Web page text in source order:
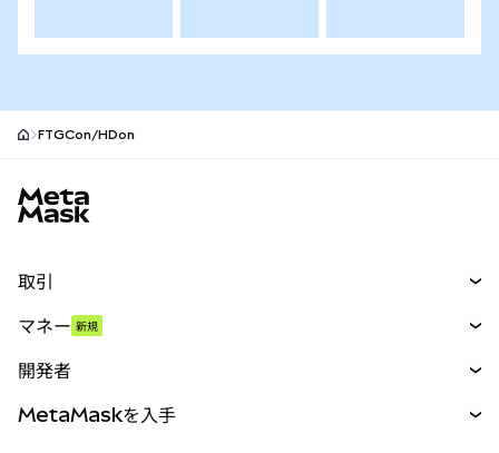
FTGCon/HDon
取引
パーペチュアル
RWA
マネー 新規
開発者
MetaMaskを入手